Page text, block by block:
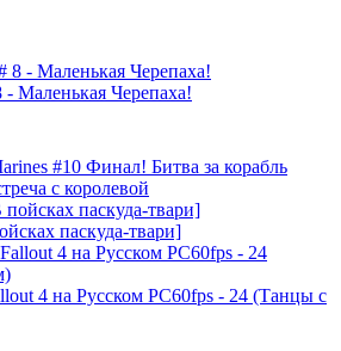
Маленькая Черепаха!
#10 Финал! Битва за корабль
с королевой
паскуда-твари]
4 на Русском PС60fps - 24 (Танцы с